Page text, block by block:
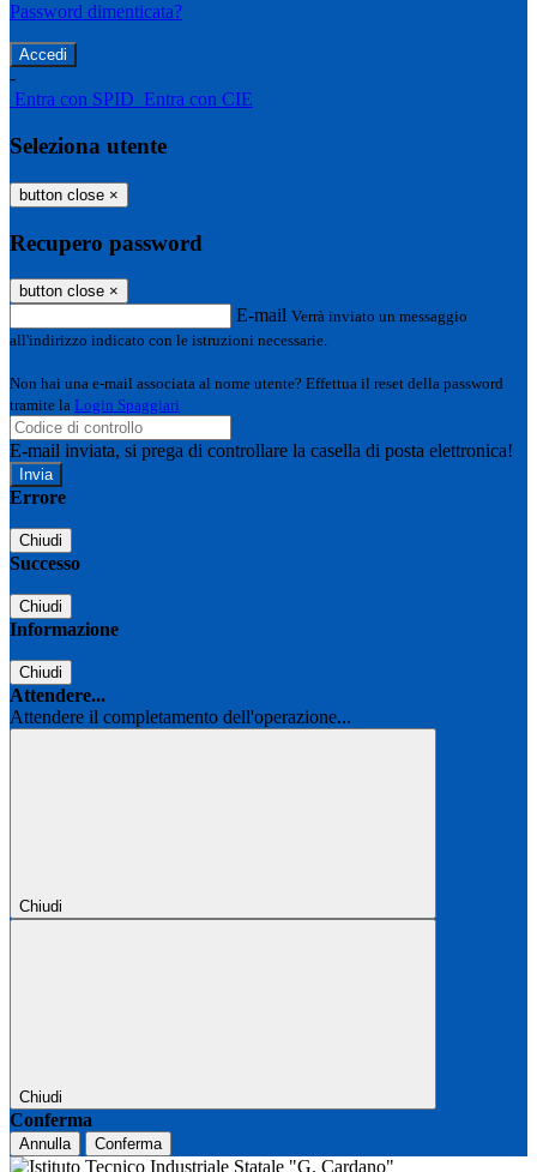
Password dimenticata?
-
Entra con SPID Entra con CIE
Seleziona utente
button close ×
Recupero password
button close ×
E-mail Verrà inviato un messaggio
all'indirizzo indicato con le istruzioni necessarie.
Non hai una e-mail associata al nome utente? Effettua il reset della password
tramite la Login Spaggiari
E-mail inviata, si prega di controllare la casella di posta elettronica!
Errore
Chiudi
Successo
Chiudi
Informazione
Chiudi
Attendere...
Attendere il completamento dell'operazione...
Chiudi
Chiudi
Conferma
Annulla Conferma